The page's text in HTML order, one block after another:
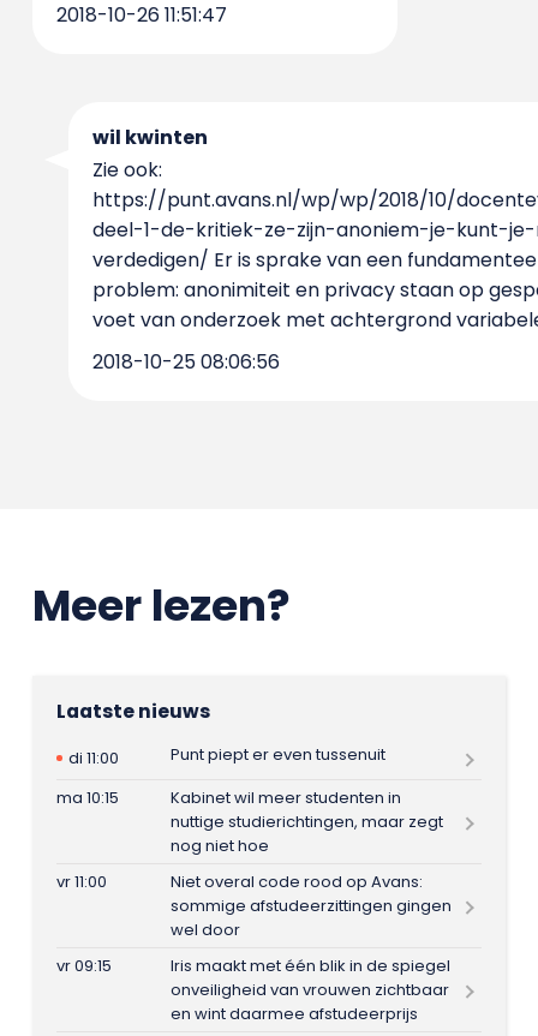
2018-10-26 11:51:47
wil kwinten
Zie ook:
https://punt.avans.nl/wp/wp/2018/10/
deel-1-de-kritiek-ze-zijn-anoniem-je-kunt-
verdedigen/ Er is sprake van een
problem: anonimiteit en privacy staan op
voet van onderzoek met achtergrond
2018-10-25 08:06:56
Meer lezen?
Laatste nieuws
di 11:00
Punt piept er even tussenuit
ma 10:15
Kabinet wil meer studenten in
nuttige studierichtingen, maar zegt
nog niet hoe
vr 11:00
Niet overal code rood op Avans:
sommige afstudeerzittingen gingen
wel door
vr 09:15
Iris maakt met één blik in de spiegel
onveiligheid van vrouwen zichtbaar
en wint daarmee afstudeerprijs